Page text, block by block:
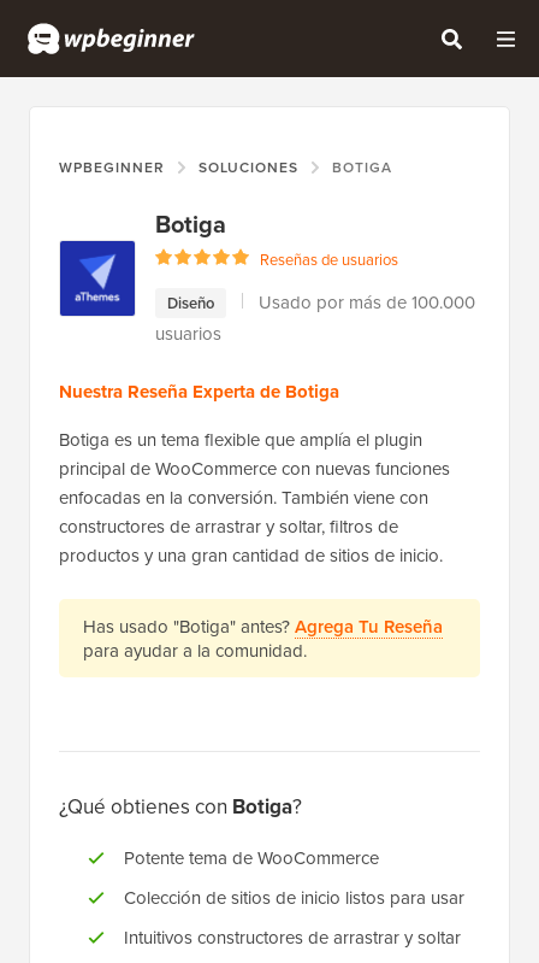
WPBEGINNER SOLUCIONES BOTIGA
Botiga
Reseñas de usuarios
Diseño
Usado por más de 100.000
usuarios
Nuestra Reseña Experta de Botiga
Botiga es un tema flexible que amplía el plugin
principal de WooCommerce con nuevas funciones
enfocadas en la conversión. También viene con
constructores de arrastrar y soltar, filtros de
productos y una gran cantidad de sitios de inicio.
Has usado "Botiga" antes?Agrega Tu Reseña
para ayudar a la comunidad.
¿Qué obtienes con Botiga?
Potente tema de WooCommerce
Colección de sitios de inicio listos para usar
Intuitivos constructores de arrastrar y soltar